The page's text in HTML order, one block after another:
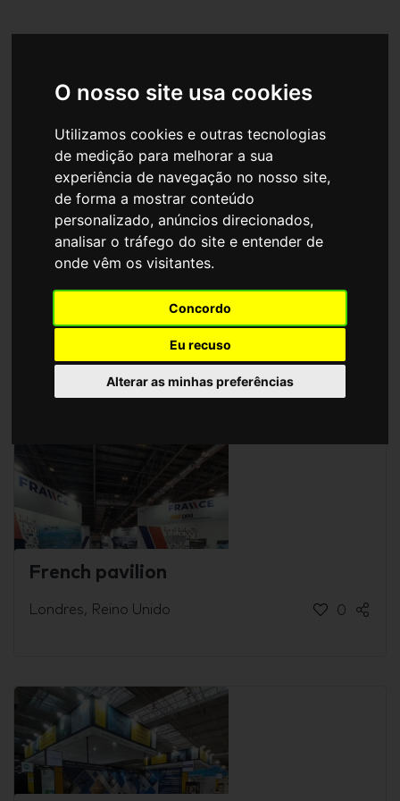
O nosso site usa cookies
Utilizamos cookies e outras tecnologias
de medição para melhorar a sua
experiência de navegação no nosso site,
de forma a mostrar conteúdo
personalizado, anúncios direcionados,
analisar o tráfego do site e entender de
onde vêm os visitantes.
Concordo
Eu recuso
Alterar as minhas preferências
GIFEN / CCIP / FRENCH PAVILION
Paris, França 0
French pavilion
Londres, Reino Unido 0